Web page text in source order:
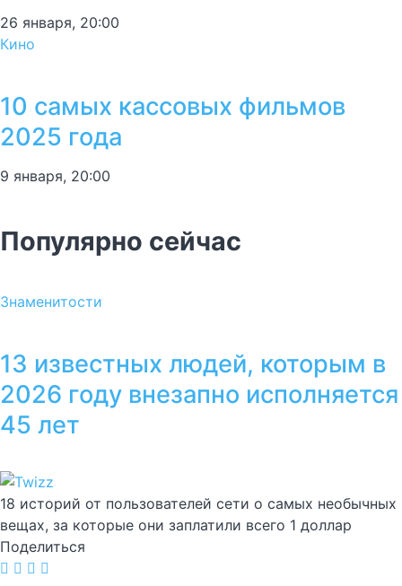
26 января, 20:00
Кино
10 самых кассовых фильмов
2025 года
9 января, 20:00
Популярно сейчас
Знаменитости
13 известных людей, которым в
2026 году внезапно исполняется
45 лет
18 историй от пользователей сети о самых необычных
вещах, за которые они заплатили всего 1 доллар
Поделиться